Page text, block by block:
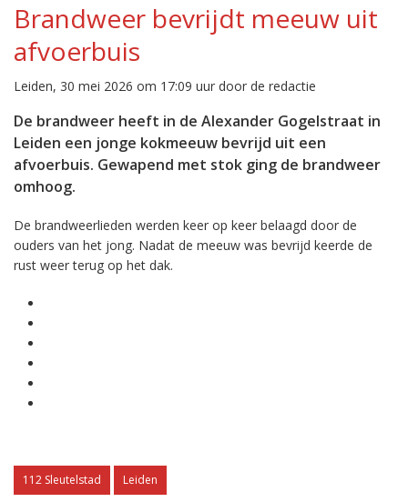
Brandweer bevrijdt meeuw uit
afvoerbuis
Leiden, 30 mei 2026 om 17:09 uur door de redactie
De brandweer heeft in de Alexander Gogelstraat in
Leiden een jonge kokmeeuw bevrijd uit een
afvoerbuis. Gewapend met stok ging de brandweer
omhoog.
De brandweerlieden werden keer op keer belaagd door de
ouders van het jong. Nadat de meeuw was bevrijd keerde de
rust weer terug op het dak.
112 Sleutelstad Leiden